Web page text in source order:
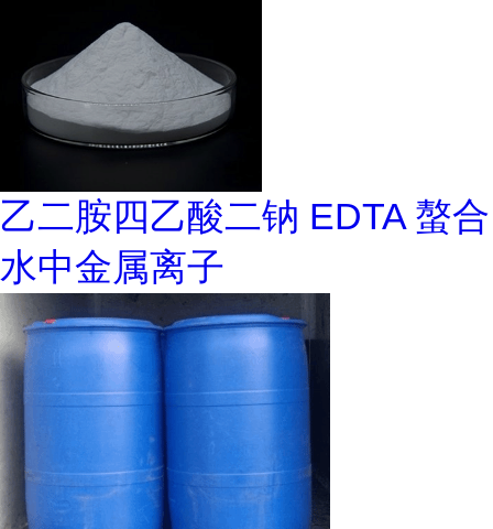
乙二胺四乙酸二钠 EDTA 螯合
水中金属离子